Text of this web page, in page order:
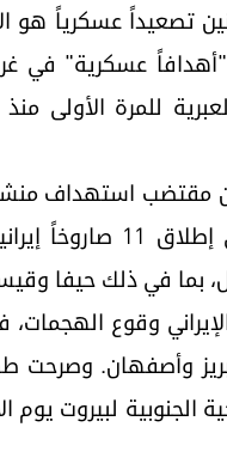
تصعيداً عسكرياً هو
عسكرية" في
للمرة الأولى
مقتضب استهداف
مؤكداً أن الغارات
في ذلك حيفا
وقوع
وأصفهان. وصرحت
لبيروت يوم